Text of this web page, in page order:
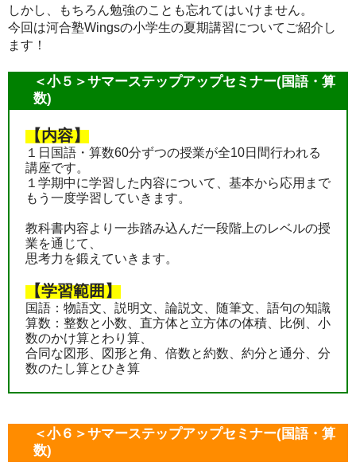
しかし、もちろん勉強のことも忘れてはいけません。
今回は河合塾Wingsの小学生の夏期講習についてご紹介し
ます！
＜小５＞サマーステップアップセミナー(国語・算
数)
【内容】
１日国語・算数60分ずつの授業が全10日間行われる
講座です。
１学期中に学習した内容について、基本から応用まで
もう一度学習していきます。
教科書内容より一歩踏み込んだ一段階上のレベルの授
業を通じて、
思考力を鍛えていきます。
【学習範囲】
国語：物語文、説明文、論説文、随筆文、語句の知識
算数：整数と小数、直方体と立方体の体積、比例、小
数のかけ算とわり算、
合同な図形、図形と角、倍数と約数、約分と通分、分
数のたし算とひき算
＜小６＞サマーステップアップセミナー(国語・算
数)